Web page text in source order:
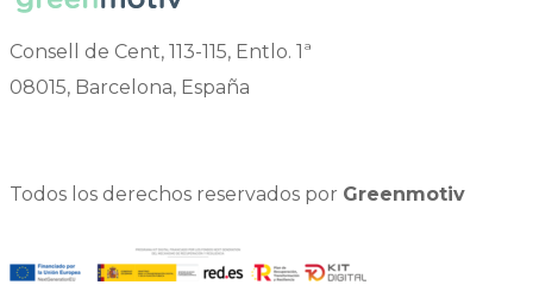
Consell de Cent, 113-115, Entlo. 1ª
08015, Barcelona, España
Todos los derechos reservados por Greenmotiv